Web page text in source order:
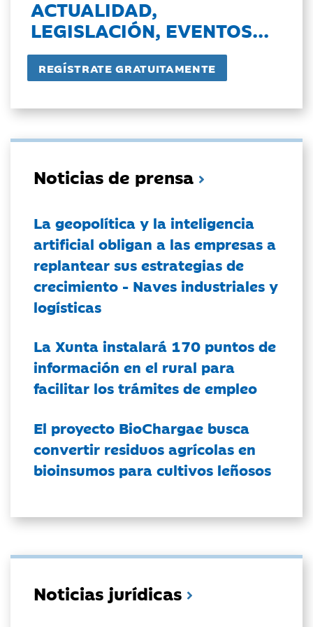
ACTUALIDAD,
LEGISLACIÓN, EVENTOS...
Noticias de prensa
La geopolítica y la inteligencia
artificial obligan a las empresas a
replantear sus estrategias de
crecimiento - Naves industriales y
logísticas
La Xunta instalará 170 puntos de
información en el rural para
facilitar los trámites de empleo
El proyecto BioChargae busca
convertir residuos agrícolas en
bioinsumos para cultivos leñosos
Noticias jurídicas